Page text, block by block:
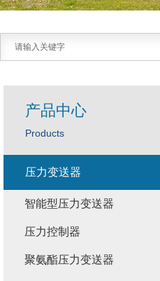
产品中心
Products
压力变送器
智能型压力变送器
压力控制器
聚氨酯压力变送器